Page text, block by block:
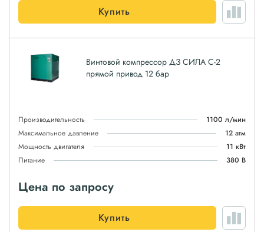
Купить
Винтовой компрессор ДЗ СИЛА С-2
прямой привод 12 бар
Производительность
1100 л/мин
Максимальное давление
12 атм
Мощность двигателя
11 кВт
Питание
380 В
Цена по запросу
Купить